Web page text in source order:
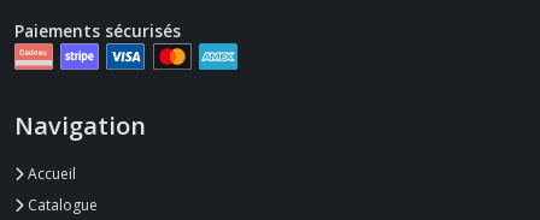
Paiements sécurisés
Navigation
Accueil
Catalogue